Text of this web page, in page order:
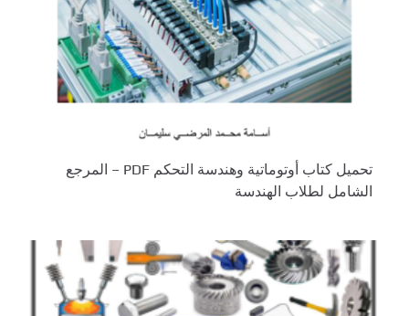
تحميل كتاب أوتوماتية وهندسة التحكم PDF – المرجع
الشامل لطلاب الهندسة